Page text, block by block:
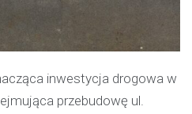
inwestycja drogowa w
przebudowę ul.